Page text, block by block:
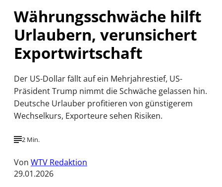
Währungsschwäche hilft
Urlaubern, verunsichert
Exportwirtschaft
Der US-Dollar fällt auf ein Mehrjahrestief, US-
Präsident Trump nimmt die Schwäche gelassen hin.
Deutsche Urlauber profitieren von günstigerem
Wechselkurs, Exporteure sehen Risiken.
2 Min.
Von WTV Redaktion
29.01.2026